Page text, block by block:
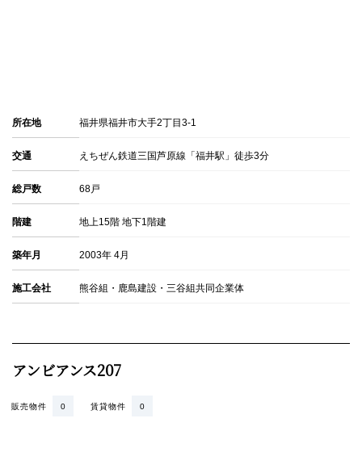
所在地 福井県福井市大手2丁目3-1
交通 えちぜん鉄道三国芦原線「福井駅」徒歩3分
総戸数 68戸
階建 地上15階 地下1階建
築年月 2003年 4月
施工会社 熊谷組・鹿島建設・三谷組共同企業体
アンビアンス207
賃貸物件 0
販売物件 0